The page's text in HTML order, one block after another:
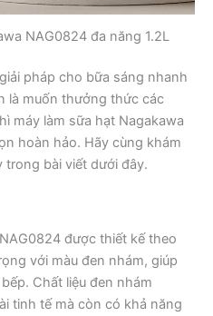
NAG0824 đa năng 1.2L
pháp cho bữa sáng nhanh
là muốn thưởng thức các
máy làm sữa hạt Nagakawa
hoàn hảo. Hãy cùng khám
trong bài viết dưới đây.
được thiết kế theo
với màu đen nhám, giúp
Chất liệu đen nhám
tinh tế mà còn có khả năng